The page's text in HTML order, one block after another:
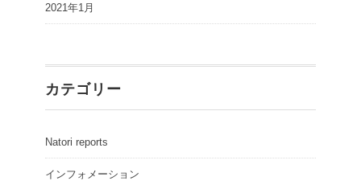
2021年1月
カテゴリー
Natori reports
インフォメーション